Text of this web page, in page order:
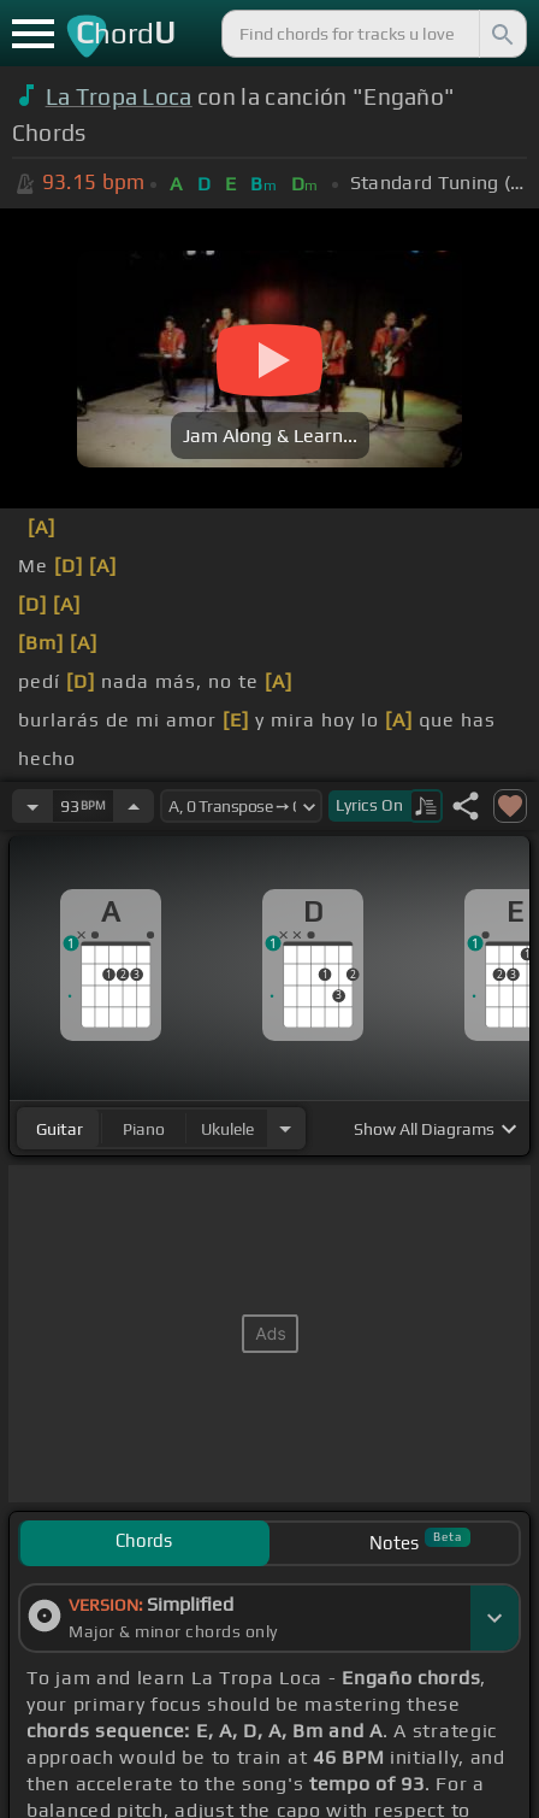
ChordU
La Tropa Loca con la canción "Engaño"
Chords
93.15 bpm A D E Bm Dm Standard Tuning (EADGBE)
Jam Along & Learn...
[A]
Me [D] [A]
[D] [A]
[Bm] [A]
pedí [D] nada más, no te [A]
burlarás de mi amor [E] y mira hoy lo [A] que has
hecho
[F#m]Estoy perdiendo [A] cada día,[E]
[Dm]pidiendo
tenías, comprendí
tarde ya que
engañabas
93 BPM Lyrics On
A
1 2 3
1
D
1
3
2
1
E
2 3
1
1
Guitar Piano Ukulele ShowAll Diagrams
Chords Notes Beta
VERSION: Simplified
Major & minor chords only
To jam and learn La Tropa Loca - Engaño chords,
your primary focus should be mastering these
chords sequence: E, A, D, A, Bm and A. A strategic
approach would be to train at 46 BPM initially, and
then accelerate to the song's tempo of 93. For a
balanced pitch, adjust the capo with respect to